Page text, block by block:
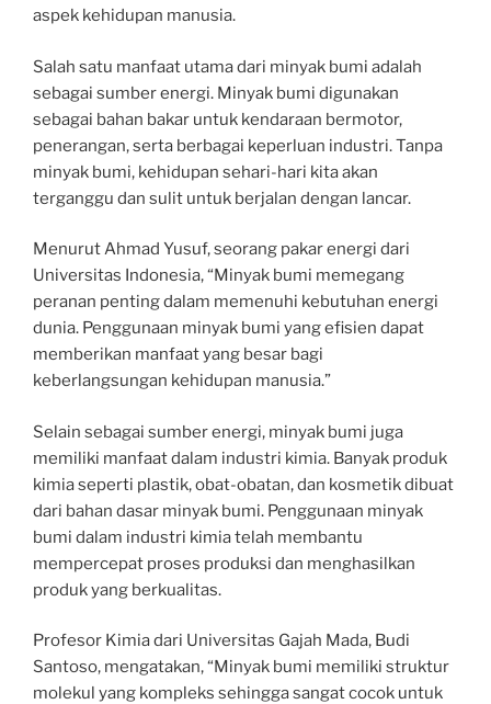
aspek kehidupan manusia.
Salah satu manfaat utama dari minyak bumi adalah
sebagai sumber energi. Minyak bumi digunakan
sebagai bahan bakar untuk kendaraan bermotor,
penerangan, serta berbagai keperluan industri. Tanpa
minyak bumi, kehidupan sehari-hari kita akan
terganggu dan sulit untuk berjalan dengan lancar.
Menurut Ahmad Yusuf, seorang pakar energi dari
Universitas Indonesia, “Minyak bumi memegang
peranan penting dalam memenuhi kebutuhan energi
dunia. Penggunaan minyak bumi yang efisien dapat
memberikan manfaat yang besar bagi
keberlangsungan kehidupan manusia.”
Selain sebagai sumber energi, minyak bumi juga
memiliki manfaat dalam industri kimia. Banyak produk
kimia seperti plastik, obat-obatan, dan kosmetik dibuat
dari bahan dasar minyak bumi. Penggunaan minyak
bumi dalam industri kimia telah membantu
mempercepat proses produksi dan menghasilkan
produk yang berkualitas.
Profesor Kimia dari Universitas Gajah Mada, Budi
Santoso, mengatakan, “Minyak bumi memiliki struktur
molekul yang kompleks sehingga sangat cocok untuk